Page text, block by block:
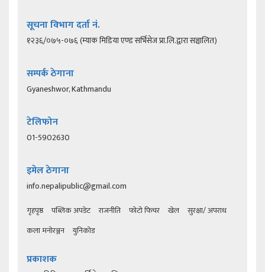
सूचना विभाग दर्ता नं.
१२३६/०७५-०७६ (म्याक मिडिया एण्ड सर्भिसेज प्रा.लि.द्वारा सञ्चालित)
सम्पर्क ठेगाना
Gyaneshwor, Kathmandu
टेलिफोन
01-5902630
इमेल ठेगाना
info.nepalipublic@gmail.com
गृहपृष्ठ पब्लिक अपडेट राजनीति फोटो फिचर खेल
सुरक्षा/ अपराध
कला मनोरञ्जन
युनिकोड
प्रकाशक